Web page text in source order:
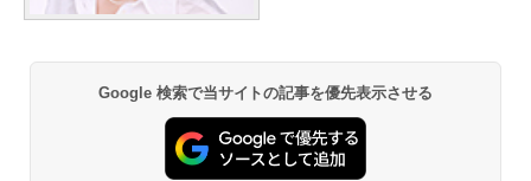
Google 検索で当サイトの記事を優先表示させる